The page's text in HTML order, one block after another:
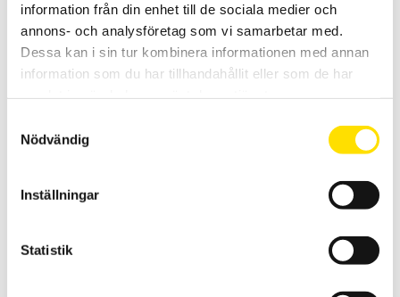
information från din enhet till de sociala medier och
annons- och analysföretag som vi samarbetar med.
Dessa kan i sin tur kombinera informationen med annan
information som du har tillhandahållit eller som de har
Nödvändig
Inställningar
Statistik
Djurapplikationer
Aktuellt
Vi sänder våra paket med DHL Go Green
Vi sänder våra paket med DHL Go Green Vår
miljöarbete, det utan att höja våra fraktpriser. I DHL Go
hemsida.
Vad är ström? En grundläggande guide